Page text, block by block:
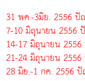
31 พค.-3มิย. 2556 ปั
7-10 มิถุนายน 2556
14-17 มิถุนายน
21-24 มิถุนายน
28 มิย.-1 กค. 2556